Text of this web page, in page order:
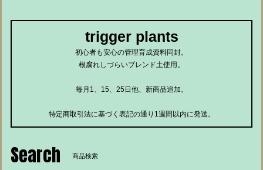
trigger plants
初心者も安心の管理育成資料同封。
根腐れしづらいブレンド土使用。
毎月1、15、25日他、新商品追加。
特定商取引法に基づく表記の通り1週間以内に発送。
Search 商品検索